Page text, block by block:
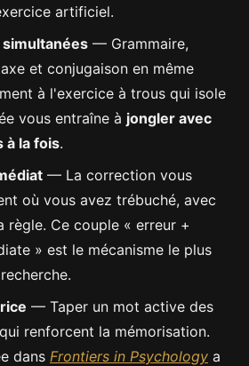
artificiel.
— Grammaire,
et conjugaison en même
à l'exercice à trous qui isole
vous entraîne à jongler avec
à la fois.
— La correction vous
où vous avez trébuché, avec
règle. Ce couple « erreur +
» est le mécanisme le plus
— Taper un mot active des
renforcent la mémorisation.
dans Frontiers in Psychology a